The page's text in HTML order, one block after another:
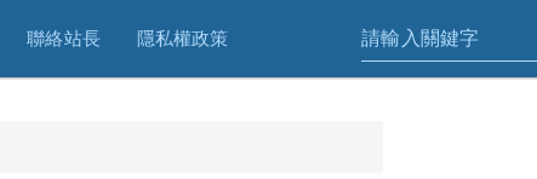
聯絡站長 隱私權政策